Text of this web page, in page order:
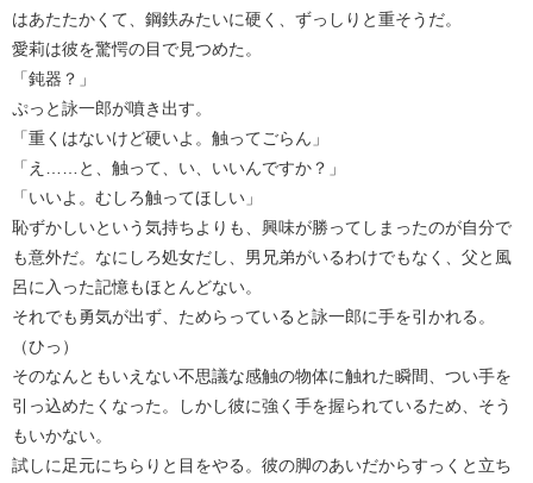
はあたたかくて、鋼鉄みたいに硬く、ずっしりと重そうだ。
愛莉は彼を驚愕の目で見つめた。
「鈍器？」
ぷっと詠一郎が噴き出す。
「重くはないけど硬いよ。触ってごらん」
「え……と、触って、い、いいんですか？」
「いいよ。むしろ触ってほしい」
恥ずかしいという気持ちよりも、興味が勝ってしまったのが自分で
も意外だ。なにしろ処女だし、男兄弟がいるわけでもなく、父と風
呂に入った記憶もほとんどない。
それでも勇気が出ず、ためらっていると詠一郎に手を引かれる。
（ひっ）
そのなんともいえない不思議な感触の物体に触れた瞬間、つい手を
引っ込めたくなった。しかし彼に強く手を握られているため、そう
もいかない。
試しに足元にちらりと目をやる。彼の脚のあいだからすっくと立ち